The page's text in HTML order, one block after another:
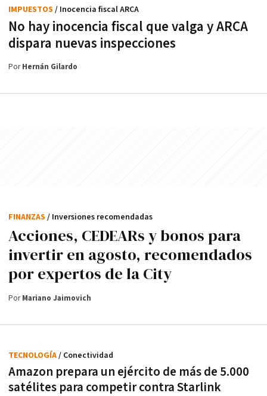
No hay inocencia fiscal que valga y ARCA
dispara nuevas inspecciones
IMPUESTOS / Inocencia fiscal ARCA
PorHernán Gilardo
Acciones, CEDEARs y bonos para
invertir en agosto, recomendados
por expertos de la City
FINANZAS / Inversiones recomendadas
PorMariano Jaimovich
Amazon prepara un ejército de más de 5.000
satélites para competir contra Starlink
TECNOLOGÍA/ Conectividad